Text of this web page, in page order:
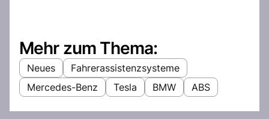
Mehr zum Thema:
Neues
Fahrerassistenzsysteme
Mercedes-Benz
Tesla BMW ABS